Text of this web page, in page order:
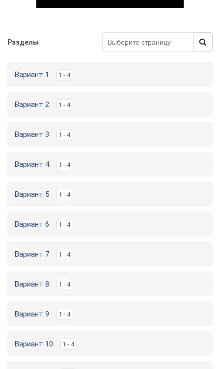
Разделы
Вариант 1 1 - 4
Вариант 2 1 - 4
Вариант 3 1 - 4
Вариант 4 1 - 4
Вариант 5 1 - 4
Вариант 6 1 - 4
Вариант 7 1 - 4
Вариант 8 1 - 4
Вариант 9 1 - 4
Вариант 10 1 - 4